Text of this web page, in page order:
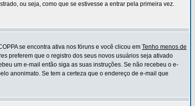
ou seja, como que se estivesse a entrar pela primeira vez.
se encontra ativa nos fóruns e você clicou em Tenho menos de
preferem que o registro dos seus novos usuários seja ativado
um e-mail então siga as suas instruções. Se não recebeu o e-
anonimato. Se tem a certeza que o endereço de e-mail que